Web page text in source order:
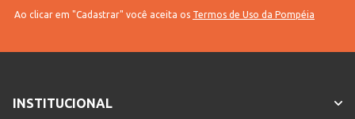
Ao clicar em "Cadastrar" você aceita os Termos de Uso da Pompéia
INSTITUCIONAL